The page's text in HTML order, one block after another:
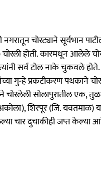
चोरट्याने सूर्यभान
होती. कारमधून आलेले
सर्व टोल नाके चुकवले
गुन्हे प्रकटीकरण पथकाने
सोलापुरातील एक,
शिरपूर (जि. यवतमाळ)
चार दुचाकीही जप्त केल्या